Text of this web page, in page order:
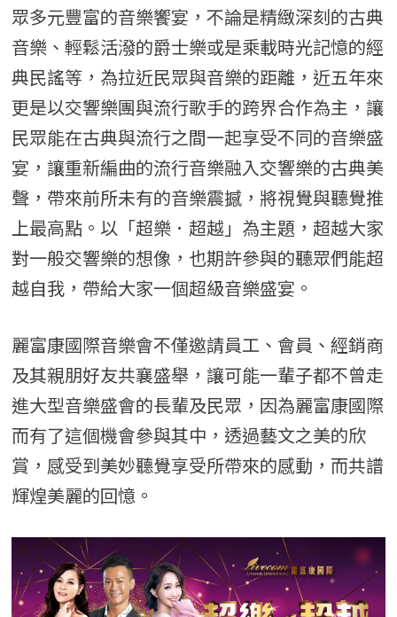
眾多元豐富的音樂饗宴，不論是精緻深刻的古典
音樂、輕鬆活潑的爵士樂或是乘載時光記憶的經
典民謠等，為拉近民眾與音樂的距離，近五年來
更是以交響樂團與流行歌手的跨界合作為主，讓
民眾能在古典與流行之間一起享受不同的音樂盛
宴，讓重新編曲的流行音樂融入交響樂的古典美
聲，帶來前所未有的音樂震撼，將視覺與聽覺推
上最高點。以「超樂．超越」為主題，超越大家
對一般交響樂的想像，也期許參與的聽眾們能超
越自我，帶給大家一個超級音樂盛宴。
麗富康國際音樂會不僅邀請員工、會員、經銷商
及其親朋好友共襄盛舉，讓可能一輩子都不曾走
進大型音樂盛會的長輩及民眾，因為麗富康國際
而有了這個機會參與其中，透過藝文之美的欣
賞，感受到美妙聽覺享受所帶來的感動，而共譜
輝煌美麗的回憶。